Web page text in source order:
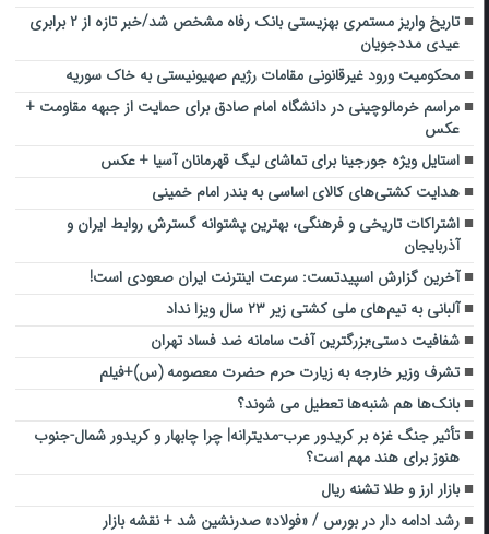
تاریخ واریز مستمری بهزیستی بانک رفاه مشخص شد/خبر تازه از ۲ برابری
عیدی مددجویان
محکومیت ورود غیرقانونی مقامات رژیم صهیونیستی به خاک سوریه
مراسم خرمالوچینی در دانشگاه امام صادق برای حمایت از جبهه مقاومت +
عکس
استایل ویژه جورجینا برای تماشای لیگ قهرمانان آسیا + عکس
هدایت کشتی‌های کالای اساسی به بندر امام خمینی
اشتراکات تاریخی و فرهنگی، بهترین پشتوانه گسترش روابط ایران و
آذربایجان
آخرین گزارش اسپیدتست: سرعت اینترنت ایران صعودی است!
آلبانی به تیم‌های ملی کشتی زیر ۲۳ سال ویزا نداد
شفافیت دستی؛بزرگترین آفت سامانه ضد فساد تهران
تشرف وزیر خارجه به زیارت حرم حضرت معصومه (س)+فیلم
بانک‌ها هم شنبه‌ها تعطیل می شوند؟
تأثیر جنگ غزه بر کریدور عرب-مدیترانه| چرا چابهار و کریدور شمال-جنوب
هنوز برای هند مهم است؟
بازار ارز و طلا تشنه ریال
رشد ادامه دار در بورس / «فولاد» صدرنشین شد + نقشه بازار